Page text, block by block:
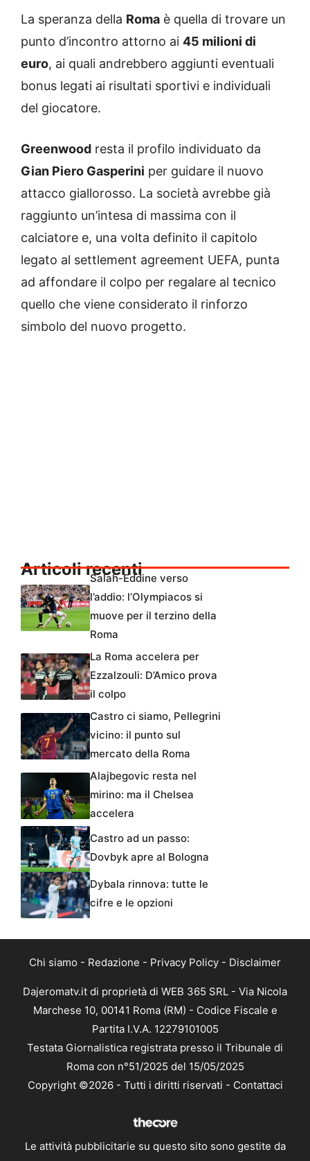
La speranza della Roma è quella di trovare un
punto d’incontro attorno ai 45 milioni di
euro, ai quali andrebbero aggiunti eventuali
bonus legati ai risultati sportivi e individuali
del giocatore.
Greenwood resta il profilo individuato da
Gian Piero Gasperini per guidare il nuovo
attacco giallorosso. La società avrebbe già
raggiunto un’intesa di massima con il
calciatore e, una volta definito il capitolo
legato al settlement agreement UEFA, punta
ad affondare il colpo per regalare al tecnico
quello che viene considerato il rinforzo
simbolo del nuovo progetto.
Articoli recenti
Salah-Eddine verso
l’addio: l’Olympiacos si
muove per il terzino della
Roma
La Roma accelera per
Ezzalzouli: D’Amico prova
il colpo
Castro ci siamo, Pellegrini
vicino: il punto sul
mercato della Roma
Alajbegovic resta nel
mirino: ma il Chelsea
accelera
Castro ad un passo:
Dovbyk apre al Bologna
Dybala rinnova: tutte le
cifre e le opzioni
Chi siamo - Redazione - Privacy Policy - Disclaimer
Dajeromatv.it di proprietà di WEB 365 SRL - Via Nicola
Marchese 10, 00141 Roma (RM) - Codice Fiscale e
Partita I.V.A. 12279101005
Testata Giornalistica registrata presso il Tribunale di
Roma con n°51/2025 del 15/05/2025
Copyright ©2026 - Tutti i diritti riservati - Contattaci
Le attività pubblicitarie su questo sito sono gestite da